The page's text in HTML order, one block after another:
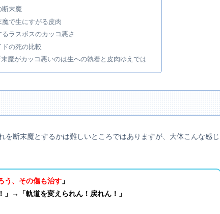
断末魔
で生にすがる皮肉
ラスボスのカッコ悪さ
の死の比較
魔がカッコ悪いのは生への執着と皮肉ゆえでは
を断末魔とするかは難しいところではありますが、大体こんな感じ
う、その傷も治す 」
」→「軌道を変えられん！戻れん！」